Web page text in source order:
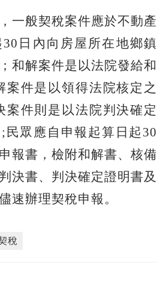
一般契稅案件應於不動產
日內向房屋所在地鄉鎮
和解案件是以法院發給和
案件是以領得法院核定之
案件則是以法院判決確定
民眾應自申報起算日起30
報書，檢附和解書、核備
決書、判決確定證明書及
速辦理契稅申報。
稅